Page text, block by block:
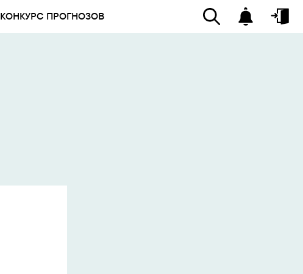
КОНКУРС ПРОГНОЗОВ